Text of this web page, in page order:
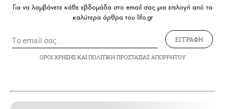
Για να λαμβάνετε κάθε εβδομάδα στο email σας μια επιλογή από τα
καλύτερα άρθρα του lifo.gr
ΕΓΓΡΑΦΗ
ΟΡΟΙ ΧΡΗΣΗΣΚΑΙ ΠΟΛΙΤΙΚΗ ΠΡΟΣΤΑΣΙΑΣ ΑΠΟΡΡΗΤΟΥ